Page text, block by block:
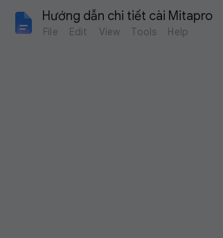
Hướng dẫn chi tiết cài Mitapro
File Edit View Tools Help